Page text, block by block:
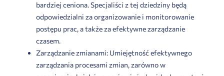
bardziej ceniona. Specjaliści z tej dziedziny będą
odpowiedzialni za organizowanie i monitorowanie
postępu prac, a także za efektywne zarządzanie
czasem.
Zarządzanie zmianami: Umiejętność efektywnego
zarządzania procesami zmian, zarówno w